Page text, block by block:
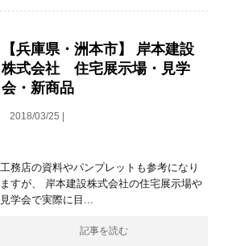
【兵庫県・洲本市】 岸本建設
株式会社 住宅展示場・見学
会・新商品
2018/03/25 |
工務店の資料やパンプレットも参考になり
ますが、 岸本建設株式会社の住宅展示場や
見学会で実際に目...
記事を読む